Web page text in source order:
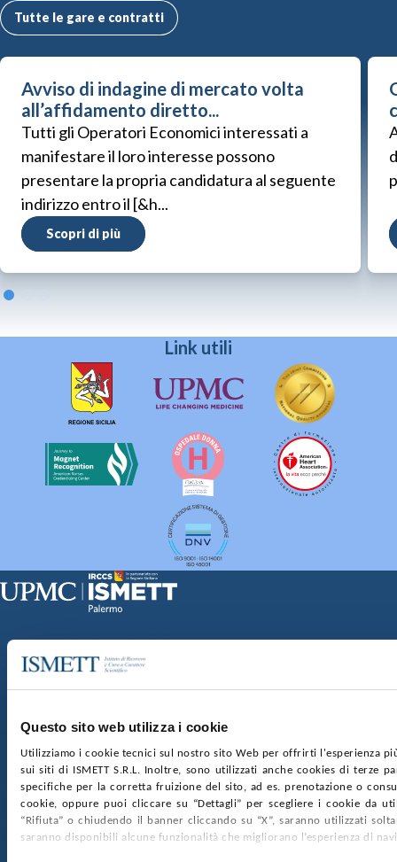
Questo sito web utilizza i cookie
Utilizziamo i cookie tecnici sul nostro sito Web per offrirti l'esperienza
sui siti di ISMETT S.R.L. Inoltre, sono utilizzati anche cookies di terze
specifiche per la corretta fruizione del sito, ad es. prenotazione o
cookie, oppure puoi cliccare su “Dettagli” per scegliere i cookie da
“Rifiuta” o chiudendo il banner cliccando su “X”, saranno utilizzati
saranno disponibili alcune funzionalità che migliorano l’esperienza di
Tutte le gare e contratti
Avviso di indagine di mercato volta
all’affidamento diretto...
Tutti gli Operatori Economici interessati a
manifestare il loro interesse possono
presentare la propria candidatura al seguente
indirizzo entro il [&h...
Scopri di più
Link utili
Via Discesa dei Giudici 4 90133 Palermo
nr. REA PA-201818 P.I. 04544550827
SOCIETÀ TRASPARENTE WHISTLEBLOWING
GARE E CONTRATTIPRIVACYCOOKIE POLICY
SOSTIENICIMAPPA DEL SITOACCESSIBILITÀ
CONTATTI